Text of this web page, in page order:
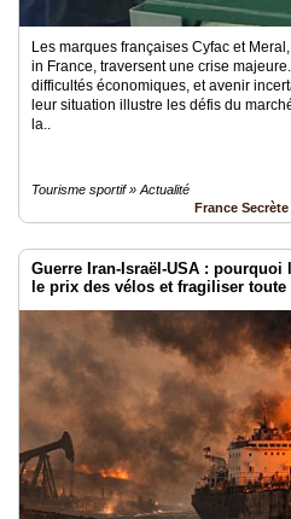
Les marques françaises Cyfac et
in France, traversent une crise
difficultés économiques, et avenir
leur situation illustre les défis du
la..
Tourisme sportif » Actualité
France Secrète
Guerre Iran-Israël-USA :
le prix des vélos et fragiliser